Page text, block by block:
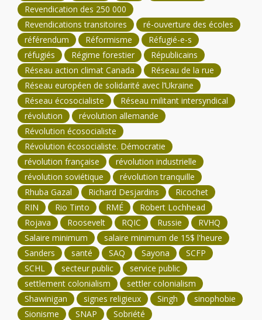
Revendication des 250 000
Revendications transitoires
ré-ouverture des écoles
référendum
Réformisme
Réfugié-e-s
réfugiés
Régime forestier
Républicains
Réseau action climat Canada
Réseau de la rue
Réseau européen de solidarité avec l’Ukraine
Réseau écosocialiste
Réseau militant intersyndical
révolution
révolution allemande
Révolution écosocialiste
Révolution écosocialiste. Démocratie
révolution française
révolution industrielle
révolution soviétique
révolution tranquille
Rhuba Gazal
Richard Desjardins
Ricochet
RIN
Rio Tinto RMÉ
Robert Lochhead
Rojava
Roosevelt RQIC Russie
RVHQ
Salaire minimum
salaire minimum de 15$ l'heure
Sanders
santé SAQ Sayona
SCFP
SCHL
secteur public
service public
settlement colonialism
settler colonialism
Shawinigan
signes religieux Singh
sinophobie
Sionisme
SNAP
Sobriété